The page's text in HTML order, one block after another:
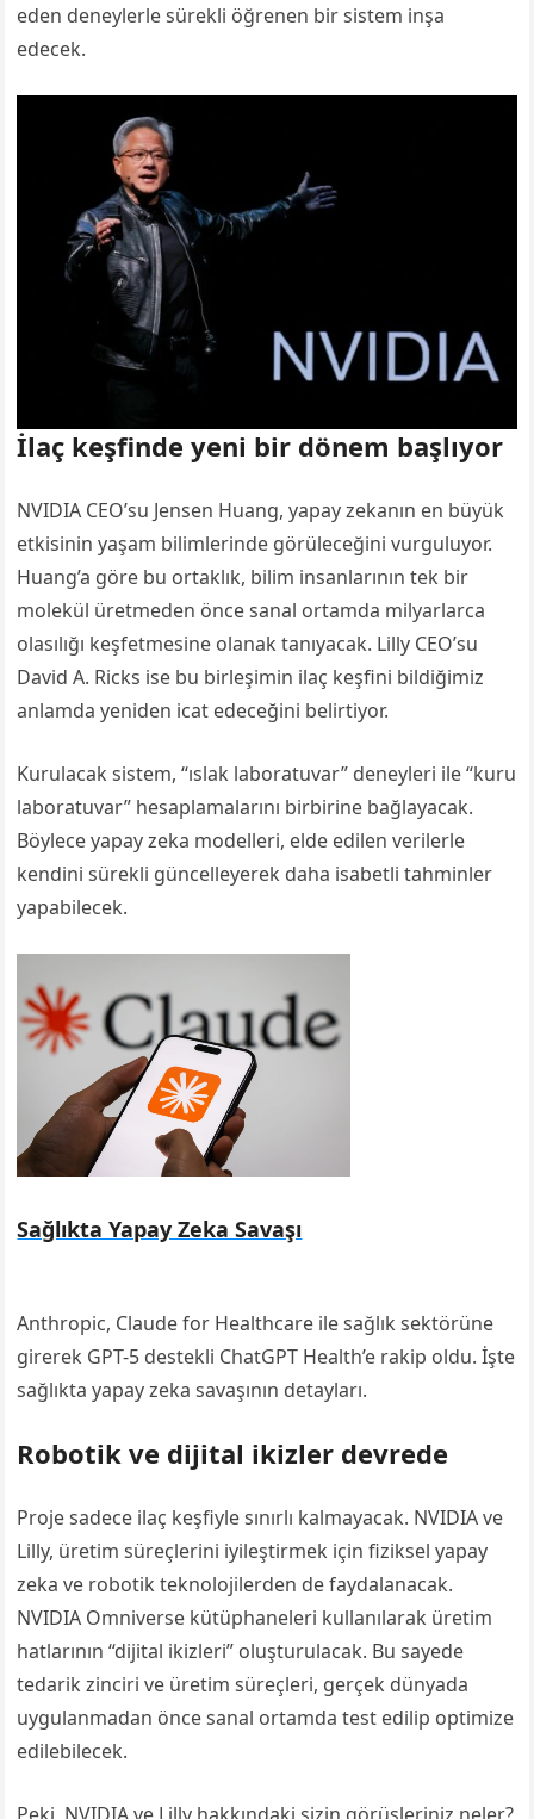
eden deneylerle sürekli öğrenen bir sistem inşa
edecek.
İlaç keşfinde yeni bir dönem başlıyor
NVIDIA CEO’su Jensen Huang, yapay zekanın en büyük
etkisinin yaşam bilimlerinde görüleceğini vurguluyor.
Huang’a göre bu ortaklık, bilim insanlarının tek bir
molekül üretmeden önce sanal ortamda milyarlarca
olasılığı keşfetmesine olanak tanıyacak. Lilly CEO’su
David A. Ricks ise bu birleşimin ilaç keşfini bildiğimiz
anlamda yeniden icat edeceğini belirtiyor.
Kurulacak sistem, “ıslak laboratuvar” deneyleri ile “kuru
laboratuvar” hesaplamalarını birbirine bağlayacak.
Böylece yapay zeka modelleri, elde edilen verilerle
kendini sürekli güncelleyerek daha isabetli tahminler
yapabilecek.
Sağlıkta Yapay Zeka Savaşı
Anthropic, Claude for Healthcare ile sağlık sektörüne
girerek GPT-5 destekli ChatGPT Health’e rakip oldu. İşte
sağlıkta yapay zeka savaşının detayları.
Robotik ve dijital ikizler devrede
Proje sadece ilaç keşfiyle sınırlı kalmayacak. NVIDIA ve
Lilly, üretim süreçlerini iyileştirmek için fiziksel yapay
zeka ve robotik teknolojilerden de faydalanacak.
NVIDIA Omniverse kütüphaneleri kullanılarak üretim
hatlarının “dijital ikizleri” oluşturulacak. Bu sayede
tedarik zinciri ve üretim süreçleri, gerçek dünyada
uygulanmadan önce sanal ortamda test edilip optimize
edilebilecek.